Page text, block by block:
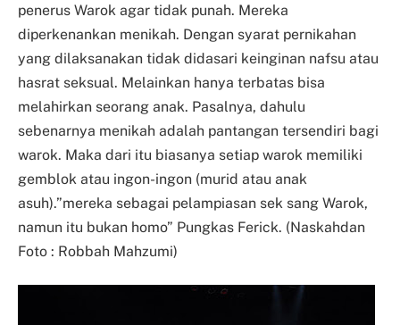
penerus Warok agar tidak punah. Mereka
diperkenankan menikah. Dengan syarat pernikahan
yang dilaksanakan tidak didasari keinginan nafsu atau
hasrat seksual. Melainkan hanya terbatas bisa
melahirkan seorang anak. Pasalnya, dahulu
sebenarnya menikah adalah pantangan tersendiri bagi
warok. Maka dari itu biasanya setiap warok memiliki
gemblok atau ingon-ingon (murid atau anak
asuh).”mereka sebagai pelampiasan sek sang Warok,
namun itu bukan homo” Pungkas Ferick. (Naskahdan
Foto : Robbah Mahzumi)